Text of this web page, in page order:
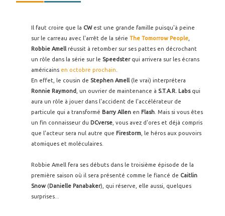
Il faut croire que la CWest une grande famille puisqu'à peine
sur le carreau avec l'arrêt de la série The Tomorrow People
Robbie Amell réussit à retomber sur ses pattes en décrochant
un rôle dans la série sur le Speedsterqui arrivera sur les écrans
américains en octobre prochain
En effet, le cousin de Stephen Amell (le vrai) interprétera
Ronnie Raymond
, un ouvrier de maintenance à S.T.A.R. Labsqui
aura un rôle à jouer dans l'accident de l'accélérateur de
particule qui a transformé Barry Allen en Flash . Mais si vous êtes
un fin connaisseur du DCverse , vous avez d'ores et déjà compris
que l'acteur sera nul autre que Firestorm , le héros aux pouvoirs
atomiques et moléculaires.
Robbie Amell fera ses débuts dans le troisième épisode de la
première saison où il sera présenté comme le fiancé de Caitlin
Snow (Danielle Panabaker), qui réserve, elle aussi, quelques
surprises...